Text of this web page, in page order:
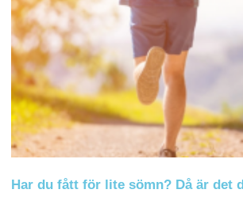
Har du fått för lite sömn? Då är det